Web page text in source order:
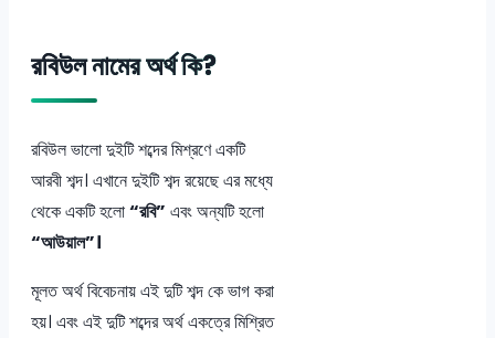
রবিউল নামের অর্থ কি?
রবিউল ভালো দুইটি শব্দের মিশ্রণে একটি
আরবী শব্দ। এখানে দুইটি শব্দ রয়েছে এর মধ্যে
থেকে একটি হলো“রবি” এবং অন্যটি হলো
“আউয়াল”।
মূলত অর্থ বিবেচনায় এই দুটি শব্দ কে ভাগ করা
হয়। এবং এই দুটি শব্দের অর্থ একত্রে মিশ্রিত